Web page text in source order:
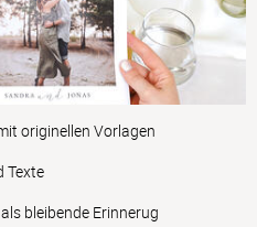
originellen Vorlagen
Texte
bleibende Erinnerug